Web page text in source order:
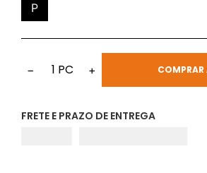
P
− 1 PC + COMPRAR
FRETE E PRAZO DE ENTREGA